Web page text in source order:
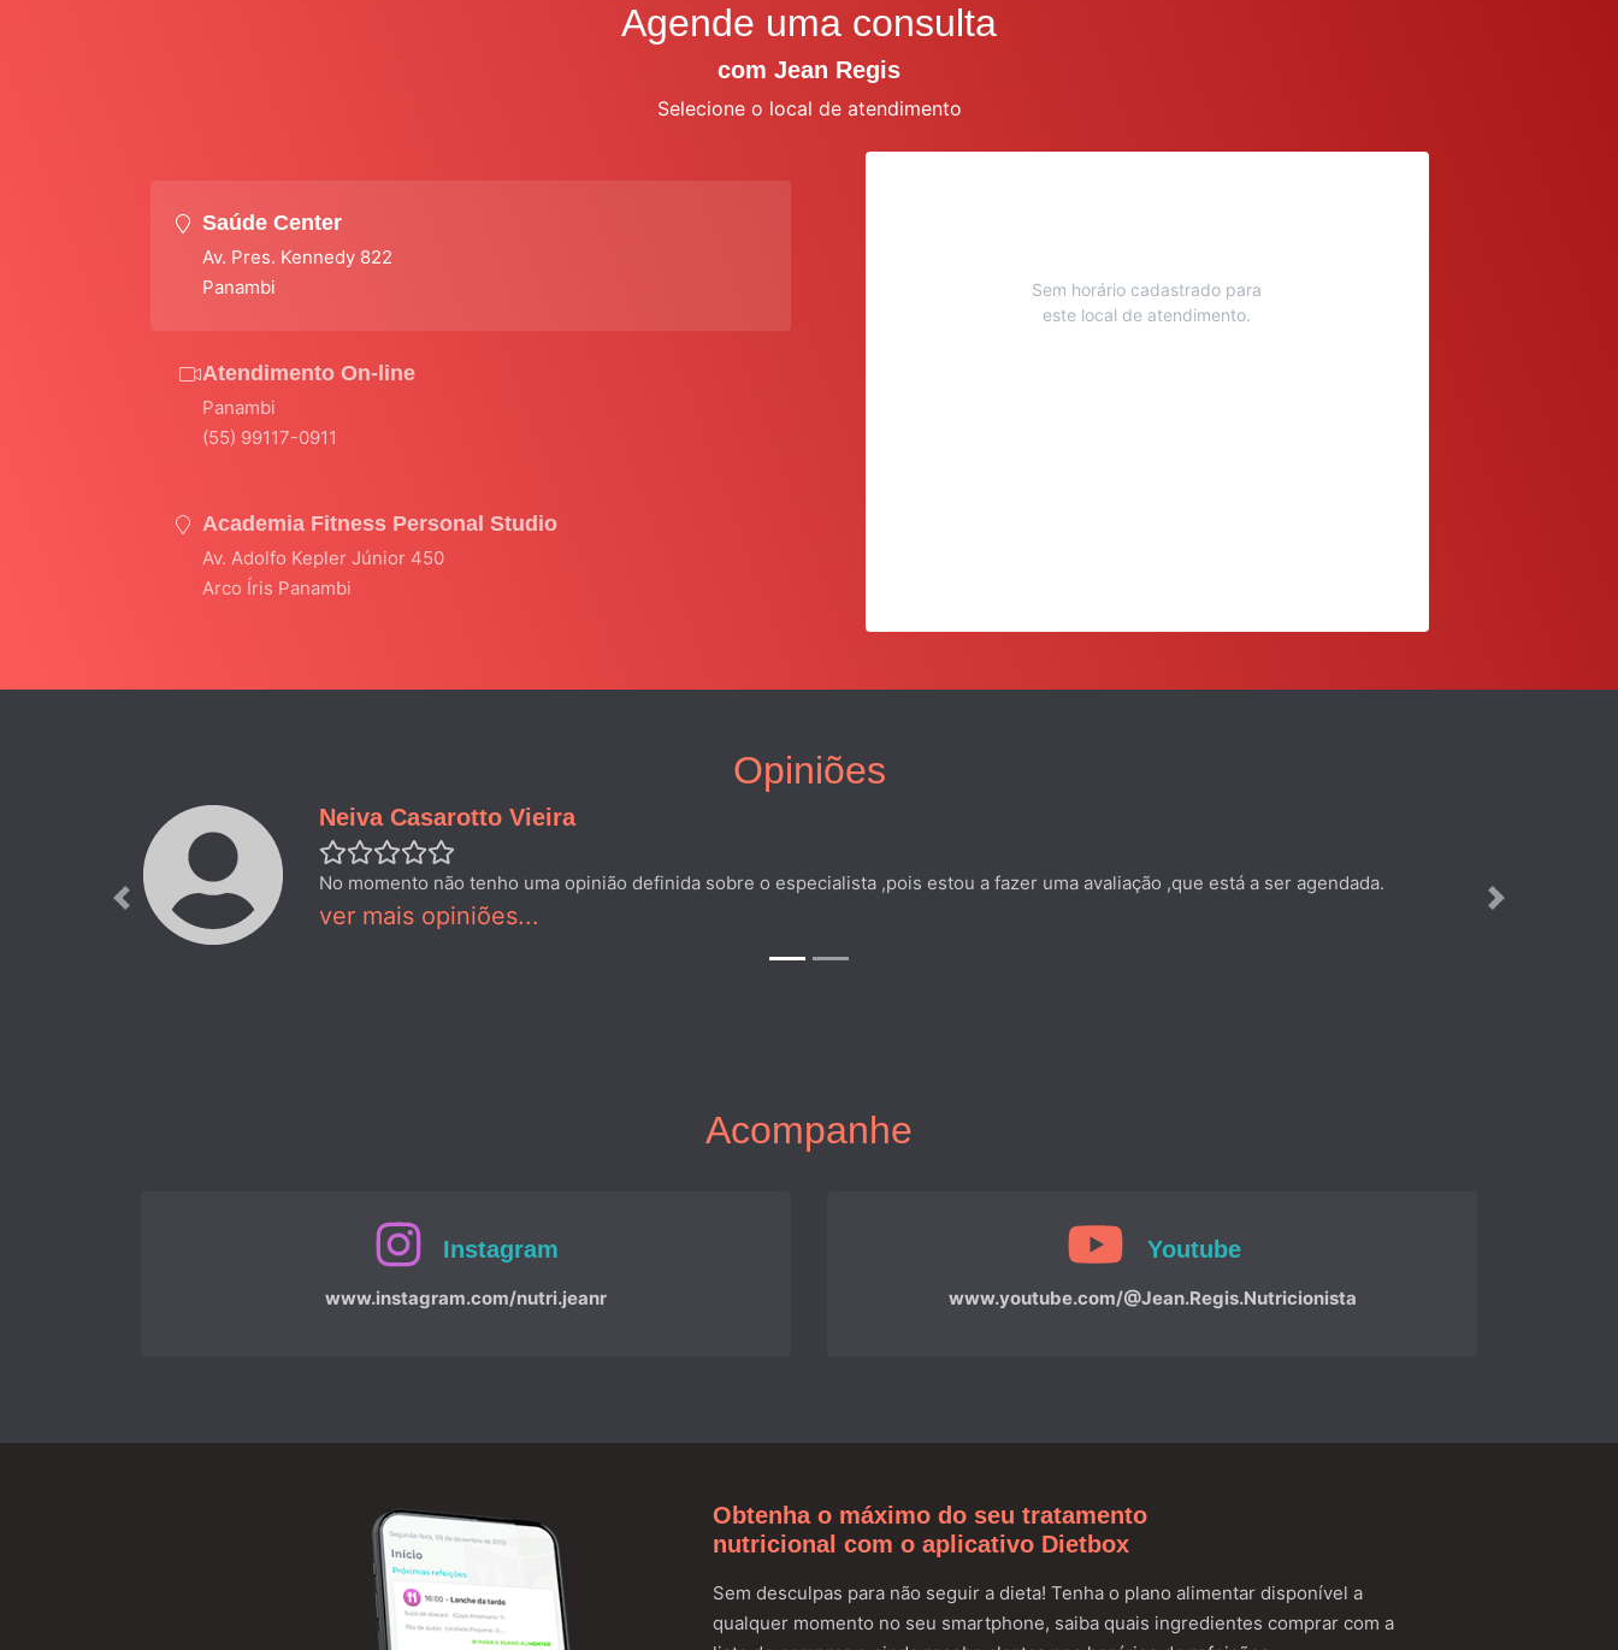
Agende uma consulta
com Jean Regis
Selecione o local de atendimento
Saúde Center
Av. Pres. Kennedy 822
Panambi
Atendimento On-line
Panambi
(55) 99117-0911
Academia Fitness Personal Studio
Av. Adolfo Kepler Júnior 450
Arco Íris Panambi
Sem horário cadastrado para
este local de atendimento.
Opiniões
Neiva Casarotto Vieira
No momento não tenho uma opinião definida sobre o especialista ,pois estou a fazer uma avaliação ,que está a ser agendada.
ver mais opiniões...
Previous Next
Acompanhe
Instagram
www.instagram.com/nutri.jeanr
Youtube
www.youtube.com/@Jean.Regis.Nutricionista
Obtenha o máximo do seu tratamento
nutricional com o aplicativo Dietbox
Sem desculpas para não seguir a dieta! Tenha o plano alimentar disponível a
qualquer momento no seu smartphone, saiba quais ingredientes comprar com a